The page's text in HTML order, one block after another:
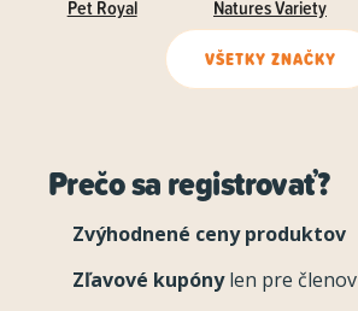
Pet Royal Natures Variety
VŠETKY ZNAČKY
Prečo sa registrovať?
Zvýhodnené ceny produktov
Zľavové kupónylen pre členov